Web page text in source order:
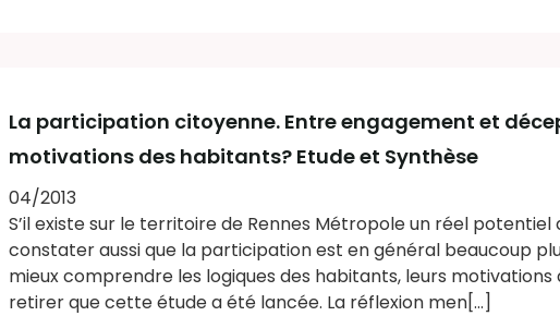
La participation citoyenne. Entre engagement et
motivations des habitants? Etude et Synthèse
04/2013
S’il existe sur le territoire de Rennes Métropole un réel
constater aussi que la participation est en général beaucoup
mieux comprendre les logiques des habitants, leurs motivations
retirer que cette étude a été lancée. La réflexion men[...]